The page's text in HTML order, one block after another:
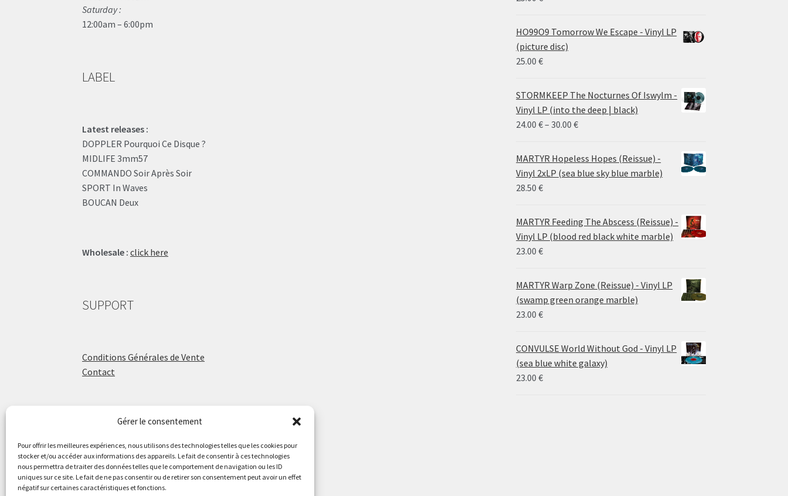
Gérer le consentement
Pour offrir les meilleures expériences, nous utilisons des technologies telles que les cookies pour
stocker et/ou accéder aux informations des appareils. Le fait de consentir à ces technologies
nous permettra de traiter des données telles que le comportement de navigation ou les ID
uniques sur ce site. Le fait de ne pas consentir ou de retirer son consentement peut avoir un effet
négatif sur certaines caractéristiques et fonctions.
Saturday :
12:00am – 6:00pm
LABEL
Latest releases :
DOPPLER Pourquoi Ce Disque ?
MIDLIFE 3mm57
COMMANDO Soir Après Soir
SPORT In Waves
BOUCAN Deux
Wholesale : click here
SUPPORT
Conditions Générales de Vente
Contact
ÉCOLE DE BATTERIE
Raphaël Aboulker
raphaelaboulker.com
HO99O9 Tomorrow We Escape - Vinyl LP
(picture disc)
25.00€
STORMKEEP The Nocturnes Of Iswylm -
Vinyl LP (into the deep | black)
24.00€– 30.00€Price
24.00 €
through
MARTYR Hopeless Hopes (Reissue) -
Vinyl 2xLP (sea blue sky blue marble)
28.50€
MARTYR Feeding The Abscess (Reissue) -
Vinyl LP (blood red black white marble)
23.00€
MARTYR Warp Zone (Reissue) - Vinyl LP
(swamp green orange marble)
23.00€
CONVULSE World Without God - Vinyl LP
(sea blue white galaxy)
23.00€